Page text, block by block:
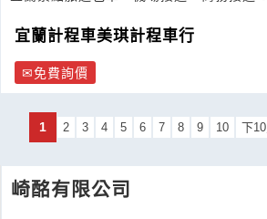
宜蘭計程車美琪計程車行
免費詢價
1 2 3 4 5 6 7 8 9 10 下
崎酩有限公司